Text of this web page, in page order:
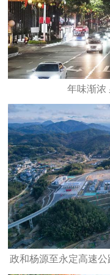
年味渐浓
政和杨源至永定高速